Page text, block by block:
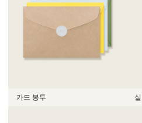
카드 봉투